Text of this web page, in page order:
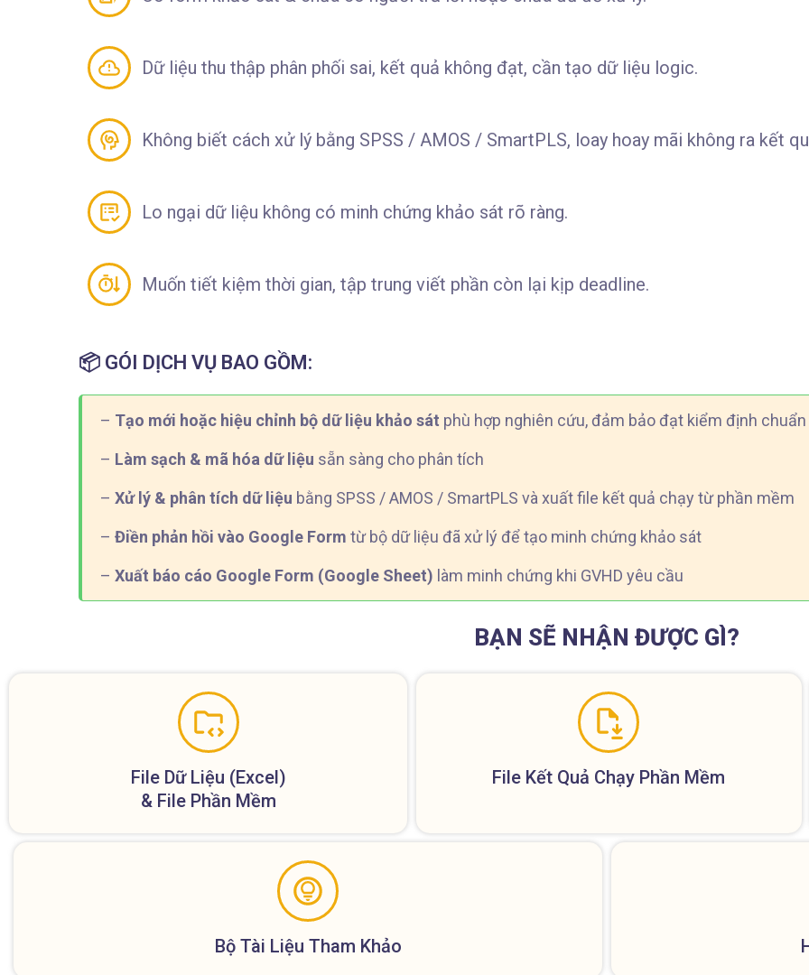
Dữ liệu thu thập phân phối sai, kết quả không đạt, cần tạo dữ liệu logic.
Không biết cách xử lý bằng SPSS / AMOS / SmartPLS, loay hoay mãi không ra kết
Lo ngại dữ liệu không có minh chứng khảo sát rõ ràng.
Muốn tiết kiệm thời gian, tập trung viết phần còn lại kịp deadline.
📦 GÓI DỊCH VỤ BAO GỒM:
– Tạo mới hoặc hiệu chỉnh bộ dữ liệu khảo sát phù hợp nghiên cứu, đảm bảo đạt kiểm định
– Làm sạch & mã hóa dữ liệu sẵn sàng cho phân tích
– Xử lý & phân tích dữ liệu bằng SPSS / AMOS / SmartPLS và xuất file kết quả chạy từ phần mềm
– Điền phản hồi vào Google Form từ bộ dữ liệu đã xử lý để tạo minh chứng khảo sát
– Xuất báo cáo Google Form (Google Sheet) làm minh chứng khi GVHD yêu cầu
BẠN SẼ NHẬN ĐƯỢC GÌ?
File Dữ Liệu (Excel)
& File Phần Mềm
File Kết Quả Chạy Phần Mềm
Bộ Tài Liệu Tham Khảo